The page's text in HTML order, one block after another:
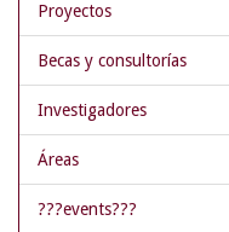
Proyectos
Becas y consultorías
Investigadores
Áreas
???events???